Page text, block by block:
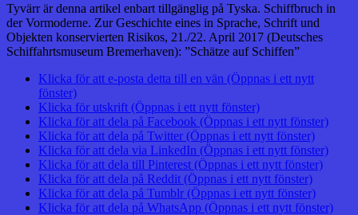
Tyvärr är denna artikel enbart tillgänglig på Tyska. Schiffbruch in
der Vormoderne. Zur Geschichte eines in Sprache, Schrift und
Objekten konservierten Risikos, 21./22. April 2017 (Deutsches
Schiffahrtsmuseum Bremerhaven): ”Schätze auf Schiffen”
Klicka för att e-posta detta till en vän (Öppnas i ett nytt
fönster)
Klicka för utskrift (Öppnas i ett nytt fönster)
Klicka för att dela på Facebook (Öppnas i ett nytt fönster)
Klicka för att dela på Twitter (Öppnas i ett nytt fönster)
Klicka för att dela via LinkedIn (Öppnas i ett nytt fönster)
Klicka för att dela till Pinterest (Öppnas i ett nytt fönster)
Klicka för att dela på Reddit (Öppnas i ett nytt fönster)
Klicka för att dela på Tumblr (Öppnas i ett nytt fönster)
Klicka för att dela på WhatsApp (Öppnas i ett nytt fönster)